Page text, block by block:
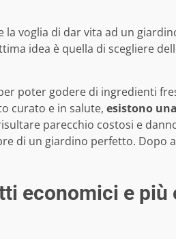
voglia di dar vita ad un
idea è quella di scegliere
poter godere di ingredienti
curato e in salute, esistono
parecchio costosi e
di un giardino perfetto. Dopo
economici e più